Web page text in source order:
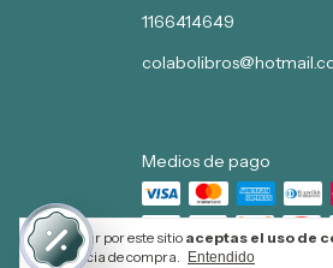
Al navegar por este sitio aceptas el uso de
experiencia de compra.
Entendido
1166414649
Medios de pago